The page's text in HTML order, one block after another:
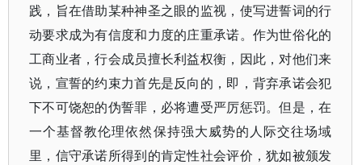
践，旨在借助某种神圣之眼的监视，使写进誓词的行
动要求成为有信度和力度的庄重承诺。作为世俗化的
工商业者，行会成员擅长利益权衡，因此，对他们来
说，宣誓的约束力首先是反向的，即，背弃承诺会犯
下不可饶恕的伪誓罪，必将遭受严厉惩罚。但是，在
一个基督教伦理依然保持强大威势的人际交往场域
里，信守承诺所得到的肯定性社会评价，犹如被颁发